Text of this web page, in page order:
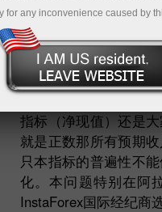
在企业财务状况与投
证投资的需要收益率
全不知所措：ROI,
指标（净现值）还是
就是正数那所有预期
只本指标的普遍性不
化。本问题特别在阿
InstaForex国际经纪商
for any inconvenience caused by